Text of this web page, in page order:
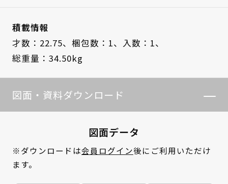
積載情報
才数：22.75、 梱包数：1、
入数：1、
総重量：34.50kg
図面・資料ダウンロード
図面データ
※ダウンロードは会員ログイン後にご利用いただけ
ます。